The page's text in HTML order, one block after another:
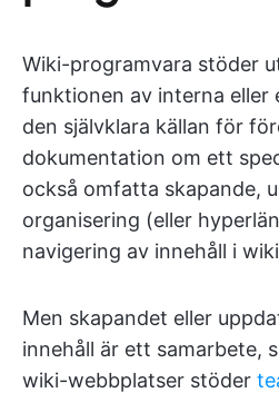
Wiki-programvara stöder
funktionen av interna eller
den självklara källan för
dokumentation om ett
också omfatta skapande,
organisering (eller
navigering av innehåll i
Men skapandet eller
innehåll är ett samarbete,
wiki-webbplatser stöder